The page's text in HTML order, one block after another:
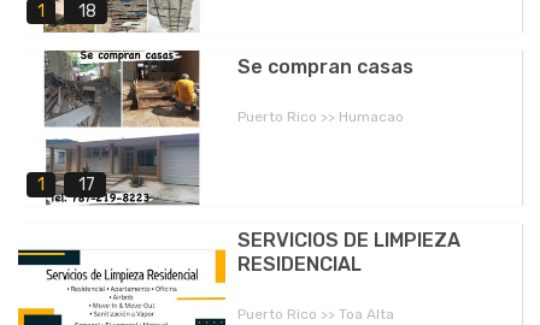
1 18
1 17
Se compran casas
Puerto Rico >> Humacao
SERVICIOS DE LIMPIEZA
RESIDENCIAL
Puerto Rico >> Toa Alta